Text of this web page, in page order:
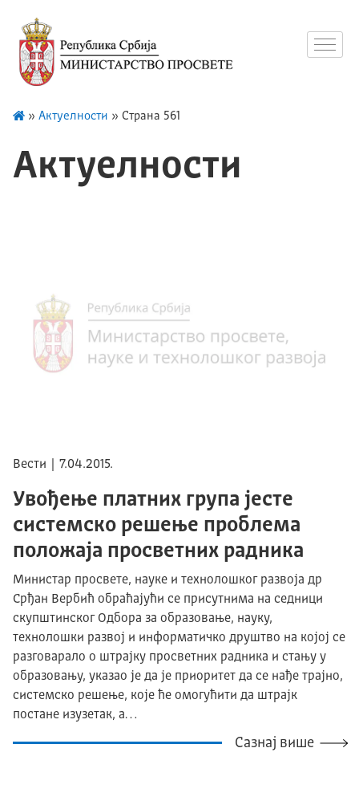
» Актуелности » Страна 561
Актуелности
Вести | 7.04.2015.
Увођење платних група јесте
системско решење проблема
положаја просветних радника
Министар просвете, науке и технолошког развоја др
Срђан Вербић обраћајући се присутнима на седници
скупштинског Одбора за образовање, науку,
технолошки развој и информатичко друштво на којој се
разговарало о штрајку просветних радника и стању у
образовању, указао је да је приоритет да се нађе трајно,
системско решење, које ће омогућити да штрајк
постане изузетак, а…
Сазнај више